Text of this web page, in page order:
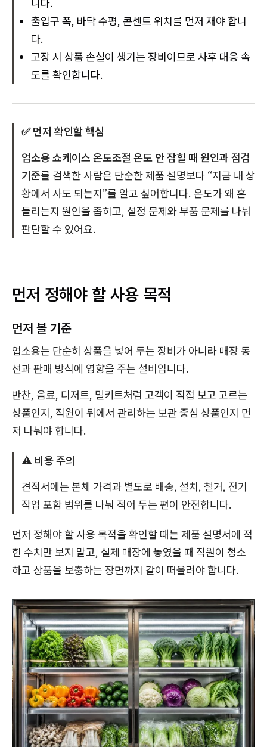
니다.
출입구 폭, 바닥 수평, 콘센트 위치를 먼저 재야 합니
다.
고장 시 상품 손실이 생기는 장비이므로 사후 대응 속
도를 확인합니다.
✅ 먼저 확인할 핵심
업소용 쇼케이스 온도조절 온도 안 잡힐 때 원인과 점검
기준를 검색한 사람은 단순한 제품 설명보다 “지금 내 상
황에서 사도 되는지”를 알고 싶어합니다. 온도가 왜 흔
들리는지 원인을 좁히고, 설정 문제와 부품 문제를 나눠
판단할 수 있어요.
먼저 정해야 할 사용 목적
먼저 볼 기준
업소용는 단순히 상품을 넣어 두는 장비가 아니라 매장 동
선과 판매 방식에 영향을 주는 설비입니다.
반찬, 음료, 디저트, 밀키트처럼 고객이 직접 보고 고르는
상품인지, 직원이 뒤에서 관리하는 보관 중심 상품인지 먼
저 나눠야 합니다.
⚠️ 비용 주의
견적서에는 본체 가격과 별도로 배송, 설치, 철거, 전기
작업 포함 범위를 나눠 적어 두는 편이 안전합니다.
먼저 정해야 할 사용 목적을 확인할 때는 제품 설명서에 적
힌 수치만 보지 말고, 실제 매장에 놓였을 때 직원이 청소
하고 상품을 보충하는 장면까지 같이 떠올려야 합니다.